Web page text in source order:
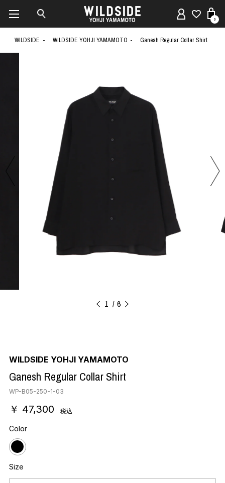
0
WILDSIDE WILDSIDE YOHJI YAMAMOTO Ganesh Regular Collar Shirt
1 6
WILDSIDE YOHJI YAMAMOTO
Ganesh Regular Collar Shirt
WP-B05-250-1-03
￥ 47,300 税込
Color
Size